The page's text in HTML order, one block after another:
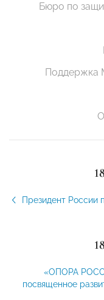
Бюро по
Поддержка
Президент России
«ОПОРА
посвященное